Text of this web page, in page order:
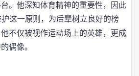
。他深知体育精神的重要性，因此
这一原则，为后辈树立良好的榜
不仅被视作运动场上的英雄，更成
偶像。